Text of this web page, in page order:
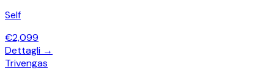
Self
€2,099
Dettagli →
Trivengas